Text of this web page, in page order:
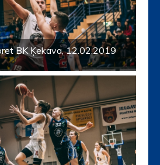
BK Ķekava, 12.02.2019